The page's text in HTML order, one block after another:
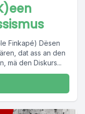
Finkapé) Dësen
dat ass an den
mä den Diskurs...